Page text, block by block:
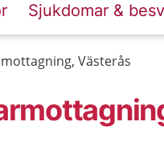
Sjukdomar &
Västerås